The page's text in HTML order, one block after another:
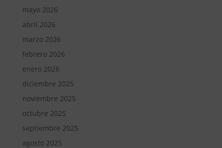
mayo 2026
abril 2026
marzo 2026
febrero 2026
enero 2026
diciembre 2025
noviembre 2025
octubre 2025
septiembre 2025
agosto 2025